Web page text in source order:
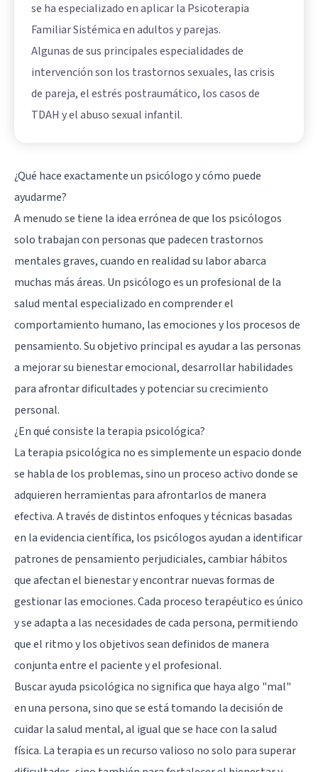
se ha especializado en aplicar la Psicoterapia
Familiar Sistémica en adultos y parejas.
Algunas de sus principales especialidades de
intervención son los trastornos sexuales, las crisis
de pareja, el estrés postraumático, los casos de
TDAH y el abuso sexual infantil.
¿Qué hace exactamente un psicólogo y cómo puede
ayudarme?
A menudo se tiene la idea errónea de que los psicólogos
solo trabajan con personas que padecen trastornos
mentales graves, cuando en realidad su labor abarca
muchas más áreas. Un psicólogo es un profesional de la
salud mental especializado en comprender el
comportamiento humano, las emociones y los procesos de
pensamiento. Su objetivo principal es ayudar a las personas
a mejorar su bienestar emocional, desarrollar habilidades
para afrontar dificultades y potenciar su crecimiento
personal.
¿En qué consiste la terapia psicológica?
La terapia psicológica no es simplemente un espacio donde
se habla de los problemas, sino un proceso activo donde se
adquieren herramientas para afrontarlos de manera
efectiva. A través de distintos enfoques y técnicas basadas
en la evidencia científica, los psicólogos ayudan a identificar
patrones de pensamiento perjudiciales, cambiar hábitos
que afectan el bienestar y encontrar nuevas formas de
gestionar las emociones. Cada proceso terapéutico es único
y se adapta a las necesidades de cada persona, permitiendo
que el ritmo y los objetivos sean definidos de manera
conjunta entre el paciente y el profesional.
Buscar ayuda psicológica no significa que haya algo "mal"
en una persona, sino que se está tomando la decisión de
cuidar la salud mental, al igual que se hace con la salud
física. La terapia es un recurso valioso no solo para superar